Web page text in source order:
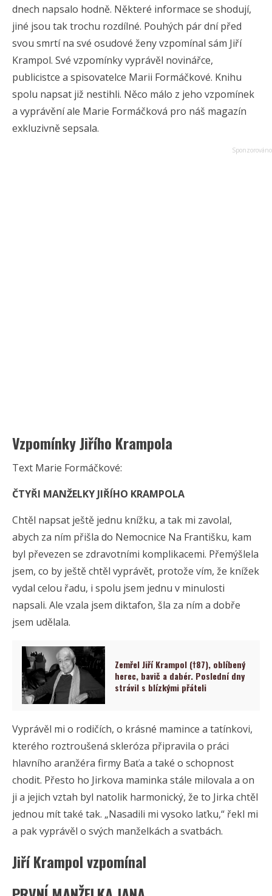
dnech napsalo hodně. Některé informace se shodují,
jiné jsou tak trochu rozdílné. Pouhých pár dní před
svou smrtí na své osudové ženy vzpomínal sám Jiří
Krampol. Své vzpomínky vyprávěl novinářce,
publicistce a spisovatelce Marii Formáčkové. Knihu
spolu napsat již nestihli. Něco málo z jeho vzpomínek
a vyprávění ale Marie Formáčková pro náš magazín
exkluzivně sepsala.
Vzpomínky Jiřího Krampola
Text Marie Formáčkové:
ČTYŘI MANŽELKY JIŘÍHO KRAMPOLA
Chtěl napsat ještě jednu knížku, a tak mi zavolal,
abych za ním přišla do Nemocnice Na Františku, kam
byl převezen se zdravotními komplikacemi. Přemýšlela
jsem, co by ještě chtěl vyprávět, protože vím, že knížek
vydal celou řadu, i spolu jsem jednu v minulosti
napsali. Ale vzala jsem diktafon, šla za ním a dobře
jsem udělala.
Zemřel Jiří Krampol (†87), oblíbený
herec, bavič a dabér. Poslední dny
strávil s blízkými přáteli
Vyprávěl mi o rodičích, o krásné mamince a tatínkovi,
kterého roztroušená skleróza připravila o práci
hlavního aranžéra firmy Baťa a také o schopnost
chodit. Přesto ho Jirkova maminka stále milovala a on
ji a jejich vztah byl natolik harmonický, že to Jirka chtěl
jednou mít také tak. „Nasadili mi vysoko laťku,“ řekl mi
a pak vyprávěl o svých manželkách a svatbách.
Jiří Krampol vzpomínal